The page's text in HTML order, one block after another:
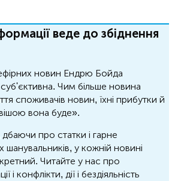
веде до збіднення
новин Ендрю Бойда
Чим більше новина
споживачів новин, їхні прибутки й
вона буде».
про статки і гарне
шанувальників, у кожній новині
Читайте у нас про
і конфлікти, дії і бездіяльність